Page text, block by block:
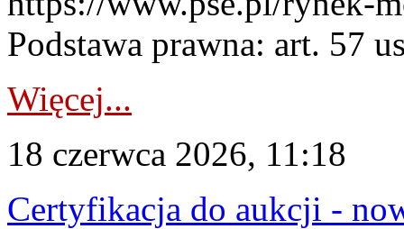
Podstawa prawna: art. 57
Więcej...
18 czerwca 2026, 11:18
Certyfikacja do aukcji -